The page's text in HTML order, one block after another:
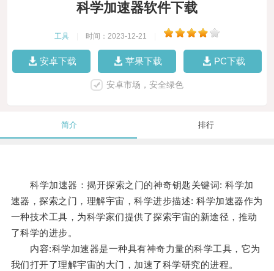
科学加速器软件下载
工具 时间：2023-12-21
安卓下载 苹果下载 PC下载
安卓市场，安全绿色
简介 排行
科学加速器：揭开探索之门的神奇钥匙关键词: 科学加
速器，探索之门，理解宇宙，科学进步描述: 科学加速器作为
一种技术工具，为科学家们提供了探索宇宙的新途径，推动
了科学的进步。
内容:科学加速器是一种具有神奇力量的科学工具，它为
我们打开了理解宇宙的大门，加速了科学研究的进程。